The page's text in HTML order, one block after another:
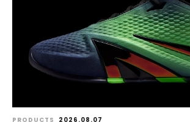
PRODUCTS 2026.08.07